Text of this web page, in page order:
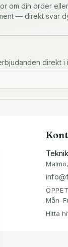
om din order
— direkt svar
direkt
Hitta